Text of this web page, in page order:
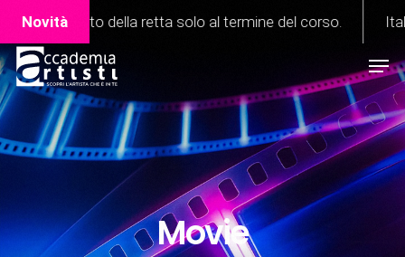
Skip
main
content
Novità della retta solo al termine del corso.
Movie
Close
Menu